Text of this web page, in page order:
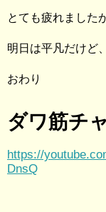
とても疲れました
明日は平凡だけど
おわり
ダワ筋チ
https://
DnsQ